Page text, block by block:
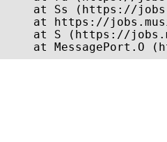
at Ss (https://
at https://
at S (https://
at MessagePort.O